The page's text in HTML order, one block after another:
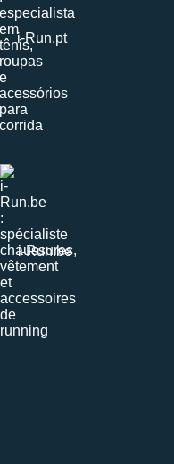
i-Run.pt
i-Run.be